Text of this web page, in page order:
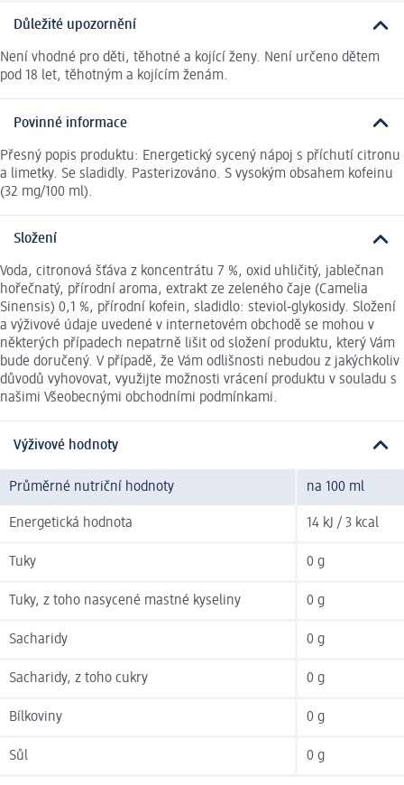
Důležité upozornění
Není vhodné pro děti, těhotné a kojící ženy. Není určeno dětem
pod 18 let, těhotným a kojícím ženám.
Povinné informace
Přesný popis produktu: Energetický sycený nápoj s příchutí citronu
a limetky. Se sladidly. Pasterizováno. S vysokým obsahem kofeinu
(32 mg/100 ml).
Složení
Voda, citronová šťáva z koncentrátu 7 %, oxid uhličitý, jablečnan
hořečnatý, přírodní aroma, extrakt ze zeleného čaje (Camelia
Sinensis) 0,1 %, přírodní kofein, sladidlo: steviol‑glykosidy. Složení
a výživové údaje uvedené v internetovém obchodě se mohou v
některých případech nepatrně lišit od složení produktu, který Vám
bude doručený. V případě, že Vám odlišnosti nebudou z jakýchkoliv
důvodů vyhovovat, využijte možnosti vrácení produktu v souladu s
našimi Všeobecnými obchodními podmínkami.
Výživové hodnoty
Průměrné nutriční hodnoty na 100 ml
Energetická hodnota 14 kJ / 3 kcal
Tuky 0 g
Tuky, z toho nasycené mastné kyseliny 0 g
Sacharidy 0 g
Sacharidy, z toho cukry 0 g
Bílkoviny 0 g
Sůl 0 g